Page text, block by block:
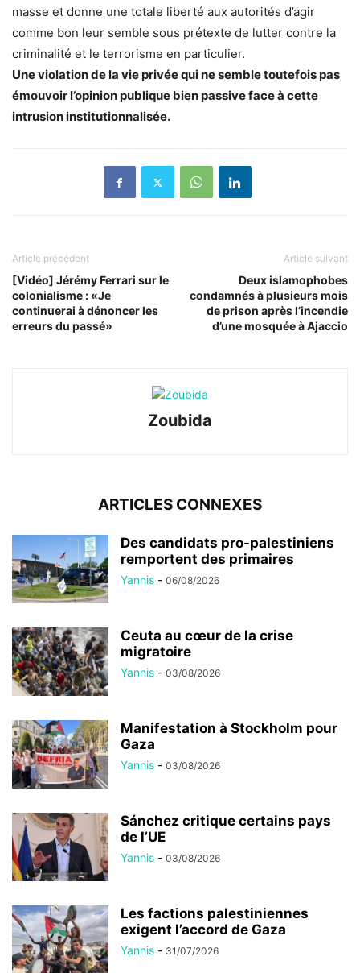
masse et donne une totale liberté aux autorités d’agir
comme bon leur semble sous prétexte de lutter contre la
criminalité et le terrorisme en particulier.
Une violation de la vie privée qui ne semble toutefois pas
émouvoir l’opinion publique bien passive face à cette
intrusion institutionnalisée.
Article précédent
[Vidéo] Jérémy Ferrari sur le
colonialisme : «Je
continuerai à dénoncer les
erreurs du passé»
Article suivant
Deux islamophobes
condamnés à plusieurs mois
de prison après l’incendie
d’une mosquée à Ajaccio
Zoubida
ARTICLES CONNEXES
Des candidats pro-palestiniens
remportent des primaires
Yannis - 06/08/2026
Ceuta au cœur de la crise
migratoire
Yannis - 03/08/2026
Manifestation à Stockholm pour
Gaza
Yannis - 03/08/2026
Sánchez critique certains pays
de l’UE
Yannis - 03/08/2026
Les factions palestiniennes
exigent l’accord de Gaza
Yannis - 31/07/2026